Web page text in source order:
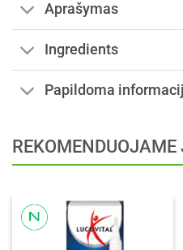
Aprašymas
Ingredients
Papildoma
REKOMENDUOJAME